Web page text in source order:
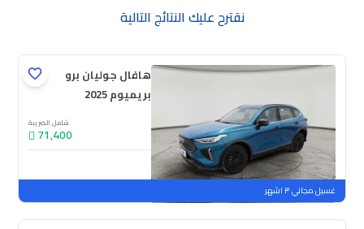
نقترح عليك النتائج التالية
هافال جوليان برو
بريميوم 2025
شامل الضريبة
71,400
جديدة
ملوحة
غسيل مجاني ٣ اشهر